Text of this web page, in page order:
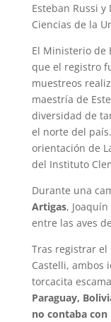
Esteban Russi
Ciencias de la
El Ministerio de
que el registro
muestreos
maestría de
diversidad de
el norte del
orientación de
del Instituto
Durante una
Artigas,
entre las aves
Tras registrar el
Castelli, ambos
torcacita
Paraguay,
no contaba